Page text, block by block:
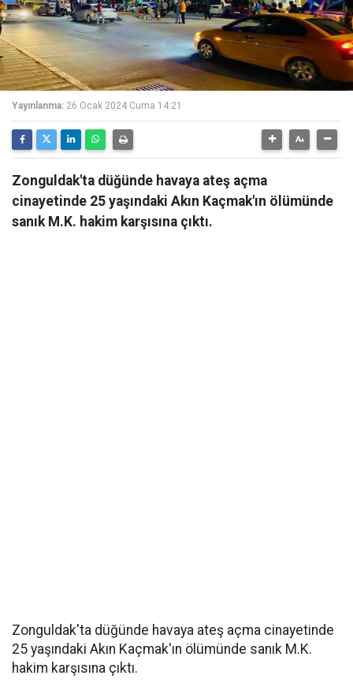
Yayınlanma: 26 Ocak 2024 Cuma 14:21
Zonguldak'ta düğünde havaya ateş açma
cinayetinde 25 yaşındaki Akın Kaçmak'ın ölümünde
sanık M.K. hakim karşısına çıktı.
Zonguldak'ta düğünde havaya ateş açma cinayetinde
25 yaşındaki Akın Kaçmak'ın ölümünde sanık M.K.
hakim karşısına çıktı.